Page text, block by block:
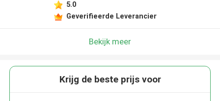
5.0
Geverifieerde Leverancier
Bekijk meer
Krijg de beste prijs voor